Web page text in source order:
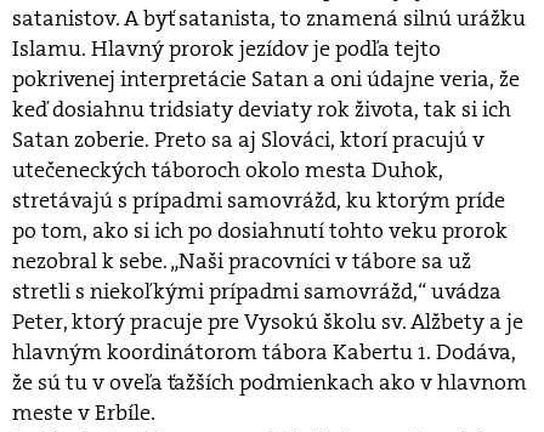
satanistov. A byť satanista, to znamená silnú urážku
Islamu. Hlavný prorok jezídov je podľa tejto
pokrivenej interpretácie Satan a oni údajne veria, že
keď dosiahnu tridsiaty deviaty rok života, tak si ich
Satan zoberie. Preto sa aj Slováci, ktorí pracujú v
utečeneckých táboroch okolo mesta Duhok,
stretávajú s prípadmi samovrážd, ku ktorým príde
po tom, ako si ich po dosiahnutí tohto veku prorok
nezobral k sebe. „Naši pracovníci v tábore sa už
stretli s niekoľkými prípadmi samovrážd,“ uvádza
Peter, ktorý pracuje pre Vysokú školu sv. Alžbety a je
hlavným koordinátorom tábora Kabertu 1. Dodáva,
že sú tu v oveľa ťažších podmienkach ako v hlavnom
meste v Erbíle.